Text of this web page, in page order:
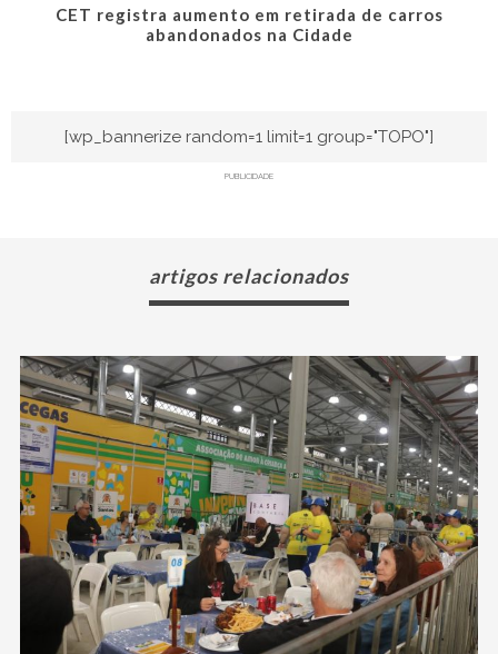
CET registra aumento em retirada de carros
abandonados na Cidade
[wp_bannerize random=1 limit=1 group="TOPO"]
PUBLICIDADE
artigos relacionados